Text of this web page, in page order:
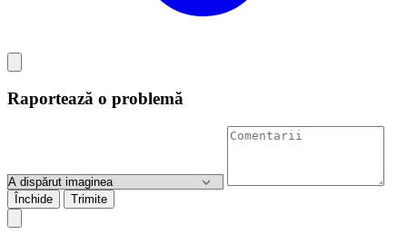
Raportează o problemă
Închide Trimite